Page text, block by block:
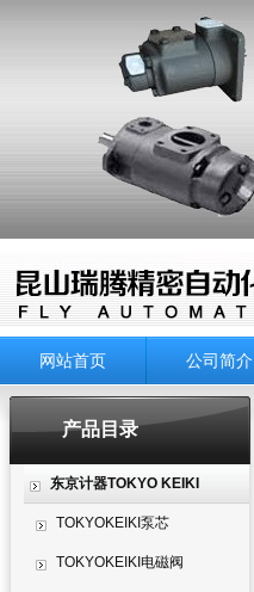
网站首页 公司简介
产品目录
东京计器TOKYO KEIKI
TOKYOKEIKI泵芯
TOKYOKEIKI电磁阀